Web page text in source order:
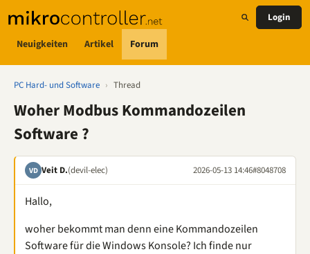
Neuigkeiten Artikel Forum
Login
PC Hard- und Software › Thread
Woher Modbus Kommandozeilen
Software ?
VD Veit D.(devil-elec) 2026-05-13 14:46#8048708
Hallo,
woher bekommt man denn eine Kommandozeilen
Software für die Windows Konsole? Ich finde nur